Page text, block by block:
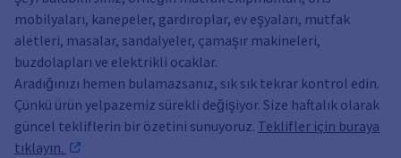
mobilyaları, kanepeler, gardıroplar, ev eşyaları, mutfak
aletleri, masalar, sandalyeler, çamaşır makineleri,
buzdolapları ve elektrikli ocaklar.
Aradığınızı hemen bulamazsanız, sık sık tekrar kontrol edin.
Çünkü ürün yelpazemiz sürekli değişiyor. Size haftalık olarak
güncel tekliflerin bir özetini sunuyoruz. Teklifler için buraya
tıklayın.